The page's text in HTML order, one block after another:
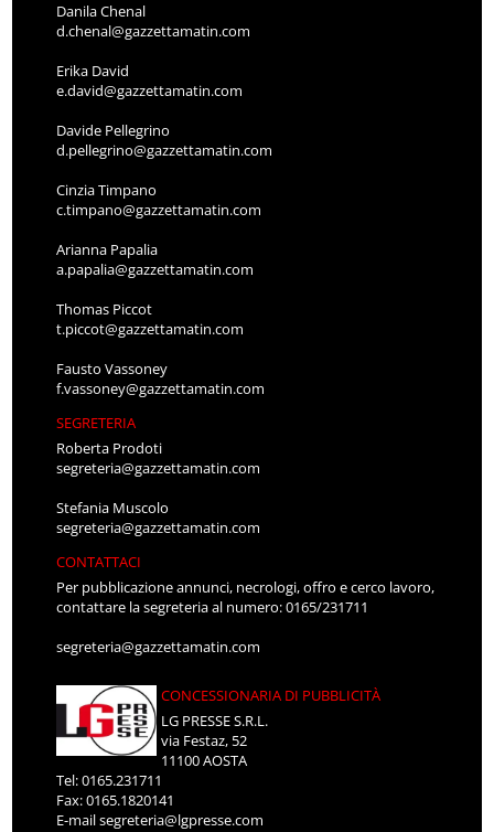
Danila Chenal
d.chenal@gazzettamatin.com
Erika David
e.david@gazzettamatin.com
Davide Pellegrino
d.pellegrino@gazzettamatin.com
Cinzia Timpano
c.timpano@gazzettamatin.com
Arianna Papalia
a.papalia@gazzettamatin.com
Thomas Piccot
t.piccot@gazzettamatin.com
Fausto Vassoney
f.vassoney@gazzettamatin.com
SEGRETERIA
Roberta Prodoti
segreteria@gazzettamatin.com
Stefania Muscolo
segreteria@gazzettamatin.com
CONTATTACI
Per pubblicazione annunci, necrologi, offro e cerco lavoro,
contattare la segreteria al numero: 0165/231711
segreteria@gazzettamatin.com
CONCESSIONARIA DI PUBBLICITÀ
LG PRESSE S.R.L.
via Festaz, 52
11100 AOSTA
Tel: 0165.231711
Fax: 0165.1820141
E-mailsegreteria@lgpresse.com